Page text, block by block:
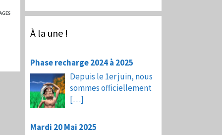
À la une !
Phase recharge 2024 à 2025
Depuis le 1er juin, nous
sommes officiellement
[…]
Mardi 20 Mai 2025